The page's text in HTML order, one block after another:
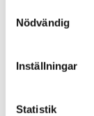
Nödvändig
Inställningar
Statistik
Nyttja ROT
nej